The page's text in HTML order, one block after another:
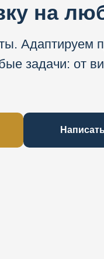
на
Адаптируем
задачи: от